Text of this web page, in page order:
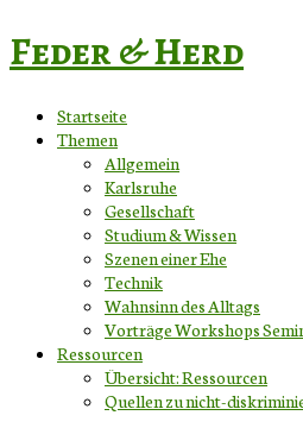
Feder & Herd
Startseite
Themen
Allgemein
Karlsruhe
Gesellschaft
Studium & Wissen
Szenen einer Ehe
Technik
Wahnsinn des Alltags
Vorträge Workshops
Ressourcen
Übersicht: Ressourcen
Quellen zu nicht-